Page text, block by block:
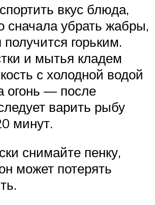
вкус блюда,
сначала убрать жабры,
горьким.
и мытья кладем
с холодной водой
огонь — после
варить рыбу
минут.
снимайте пенку,
может потерять